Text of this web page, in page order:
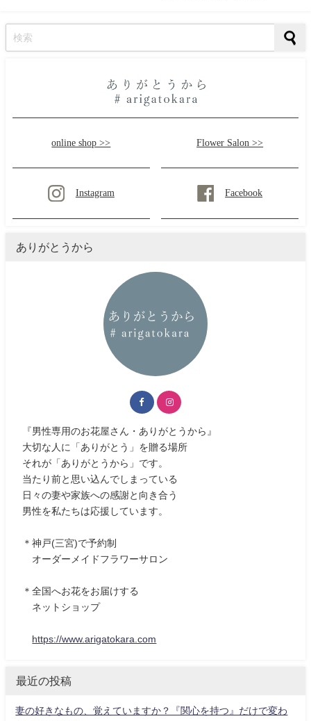
online shop >> Flower Salon >>
Instagram Facebook
ありがとうから
『男性専用のお花屋さん・ありがとうから』
大切な人に「ありがとう」を贈る場所
それが「ありがとうから」です。
当たり前と思い込んでしまっている
日々の妻や家族への感謝と向き合う
男性を私たちは応援しています。
＊神戸(三宮)で予約制
オーダーメイドフラワーサロン
＊全国へお花をお届けする
ネットショップ
https://www.arigatokara.com
最近の投稿
妻の好きなもの、覚えていますか？『関心を持つ』だけで変わ